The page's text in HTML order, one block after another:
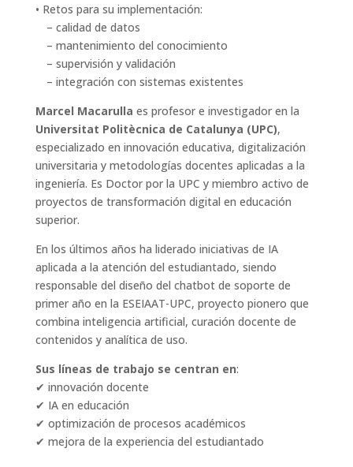
• Retos para su implementación:
– calidad de datos
– mantenimiento del conocimiento
– supervisión y validación
– integración con sistemas existentes
Marcel Macarulla es profesor e investigador en la
Universitat Politècnica de Catalunya (UPC),
especializado en innovación educativa, digitalización
universitaria y metodologías docentes aplicadas a la
ingeniería. Es Doctor por la UPC y miembro activo de
proyectos de transformación digital en educación
superior.
En los últimos años ha liderado iniciativas de IA
aplicada a la atención del estudiantado, siendo
responsable del diseño del chatbot de soporte de
primer año en la ESEIAAT-UPC, proyecto pionero que
combina inteligencia artificial, curación docente de
contenidos y analítica de uso.
Sus líneas de trabajo se centran en:
✔ innovación docente
✔ IA en educación
✔ optimización de procesos académicos
✔ mejora de la experiencia del estudiantado